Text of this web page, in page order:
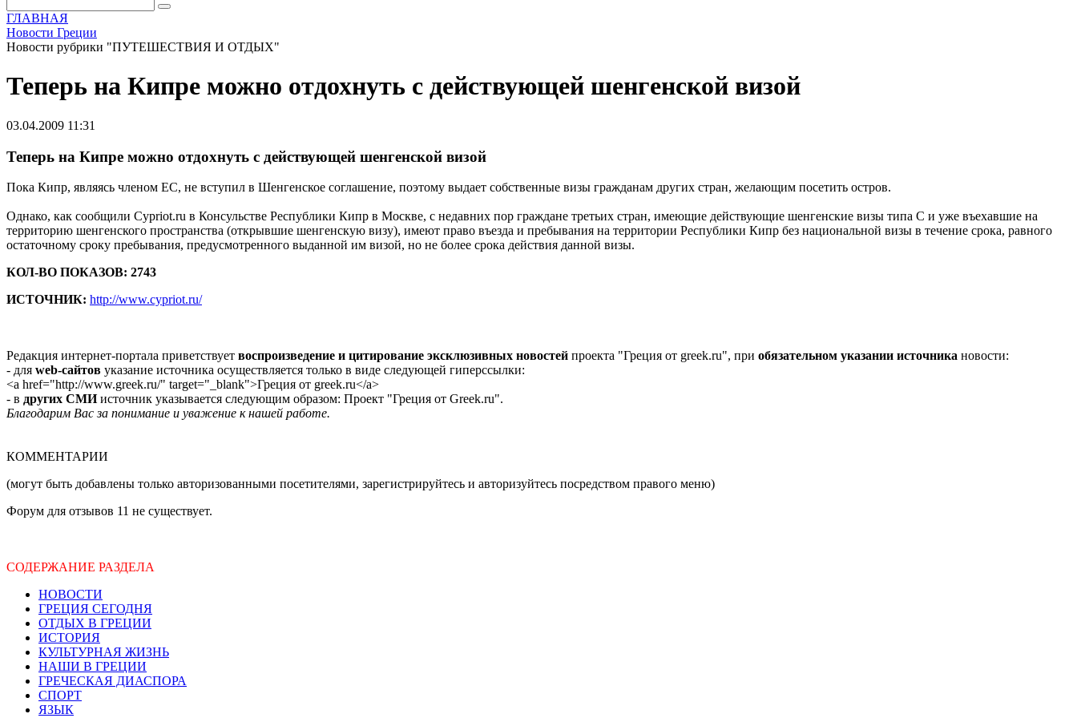
ГЛАВНАЯ
Новости Греции
Новости рубрики "ПУТЕШЕСТВИЯ И ОТДЫХ"
Теперь на Кипре можно отдохнуть с действующей шенгенской визой
03.04.2009 11:31
Теперь на Кипре можно отдохнуть с действующей шенгенской визой
Пока Кипр, являясь членом ЕС, не вступил в Шенгенское соглашение, поэтому выдает собственные визы гражданам других стран, желающим посетить остров.
Однако, как сообщили Cypriot.ru в Консульстве Республики Кипр в Москве, с недавних пор граждане третьих стран, имеющие действующие шенгенские визы типа С и уже въехавшие на
территорию шенгенского пространства (открывшие шенгенскую визу), имеют право въезда и пребывания на территории Республики Кипр без национальной визы в течение срока, равного
остаточному сроку пребывания, предусмотренного выданной им визой, но не более срока действия данной визы.
КОЛ-ВО ПОКАЗОВ: 2743
ИСТОЧНИК: http://www.cypriot.ru/
Редакция интернет-портала приветствует воспроизведение и цитирование эксклюзивных новостей проекта "Греция от greek.ru", при обязательном указании источника новости:
- для web-сайтов указание источника осуществляется только в виде следующей гиперссылки:
<a href="http://www.greek.ru/" target="_blank">Греция от greek.ru</a>
- в других СМИисточник указывается следующим образом: Проект "Греция от Greek.ru".
Благодарим Вас за понимание и уважение к нашей работе.
КОММЕНТАРИИ
(могут быть добавлены только авторизованными посетителями, зарегистрируйтесь и авторизуйтесь посредством правого меню)
Форум для отзывов 11 не существует.
СОДЕРЖАНИЕ РАЗДЕЛА
НОВОСТИ
ГРЕЦИЯ СЕГОДНЯ
ОТДЫХ В ГРЕЦИИ
ИСТОРИЯ
КУЛЬТУРНАЯ ЖИЗНЬ
НАШИ В ГРЕЦИИ
ГРЕЧЕСКАЯ ДИАСПОРА
СПОРТ
ЯЗЫК